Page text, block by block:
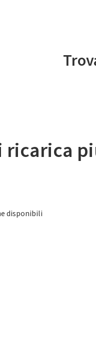
Il servizio di
disponibili